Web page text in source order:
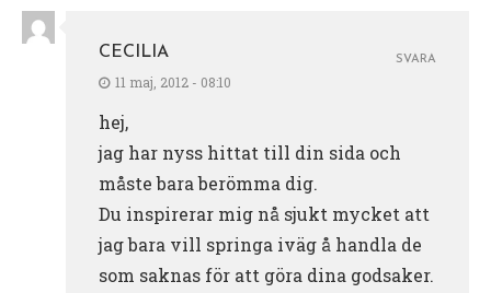
CECILIA
11 maj, 2012 - 08:10
hej,
jag har nyss hittat till din sida och
måste bara berömma dig.
Du inspirerar mig nå sjukt mycket att
jag bara vill springa iväg å handla de
som saknas för att göra dina godsaker.
SVARA